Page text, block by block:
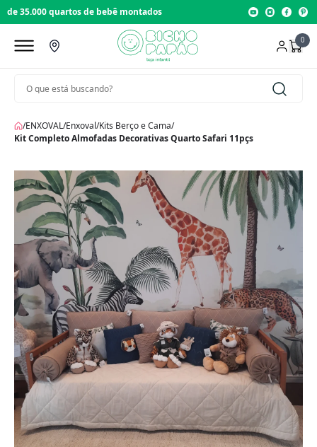
Loja com 22 anos de tradição
0
/ENXOVAL/Enxoval/Kits Berço e Cama/
Kit Completo Almofadas Decorativas Quarto Safari 11pçs